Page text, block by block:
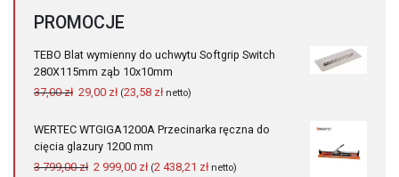
PROMOCJE
TEBO Blat wymienny do uchwytu Softgrip Switch
280X115mm ząb 10x10mm
37,00zł Pierwotna
wynosiła:
37,00 zł.
29,00 złAktualna
wynosi:
29,00 zł.
(23,58 złnetto)
WERTEC WTGIGA1200A Przecinarka ręczna do
cięcia glazury 1200 mm
3 799,00zł Pierwotna
2 999,00 złAktualna
(2 438,21 złnetto)